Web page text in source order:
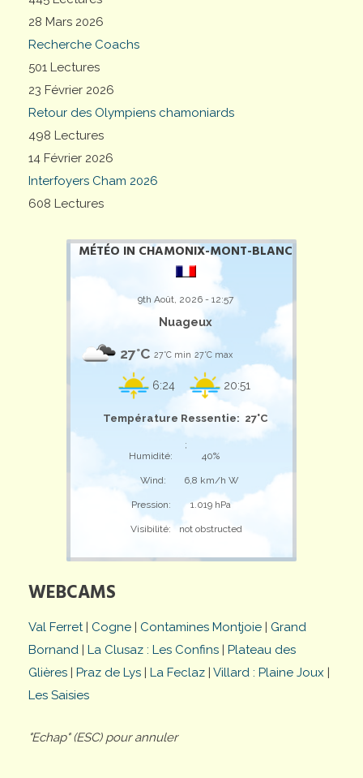
28 Mars 2026
Recherche Coachs
501 Lectures
23 Février 2026
Retour des Olympiens chamoniards
498 Lectures
14 Février 2026
Interfoyers Cham 2026
608 Lectures
MÉTÉO IN CHAMONIX-MONT-BLANC
9th Août, 2026 - 12:57
Nuageux
27°C 27°C min 27°C max
6:24 20:51
Température Ressentie: 27°C
;
Humidité:
40%
Wind: 6,8 km/h W
Pression: 1.019 hPa
Visibilité: not obstructed
WEBCAMS
Val Ferret| Cogne | Contamines Montjoie | Grand
Bornand | La Clusaz : Les Confins | Plateau des
Glières | Praz de Lys | La Feclaz | Villard : Plaine Joux |
Les Saisies
"Echap" (ESC) pour annuler